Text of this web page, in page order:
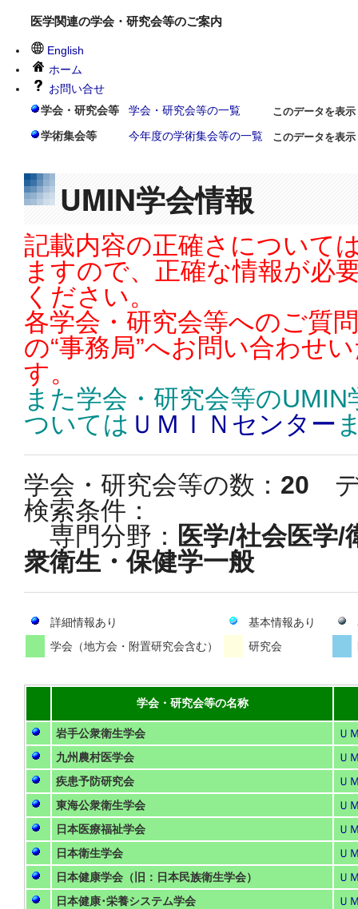
医学関連の学会・研究会等のご案内
English
ホーム
お問い合せ
学会・研究会等
学会・研究会等の一覧 このデータを表示
学術集会等 今年度の学術集会等の一覧 このデータを表示
UMIN学会情報
記載内容の正確さについて
ますので、正確な情報が必
ください。
各学会・研究会等へのご質
の“事務局”へお問い合わせ
す。
また学会・研究会等の
ついては ＵＭＩＮセンター
学会・研究会等の数： 20
検索条件：
専門分野： 医学/社会医学/
衆衛生・保健学一般
詳細情報あり 基本情報あり
学会（地方会・附置研究会含む）
研究会
学会・研究会等の名称
岩手公衆衛生学会
Ｕ
九州農村医学会
Ｕ
疾患予防研究会
Ｕ
東海公衆衛生学会
Ｕ
日本医療福祉学会
Ｕ
日本衛生学会
Ｕ
日本健康学会（旧：日本民族衛生学会）
Ｕ
日本健康･栄養システム学会
Ｕ